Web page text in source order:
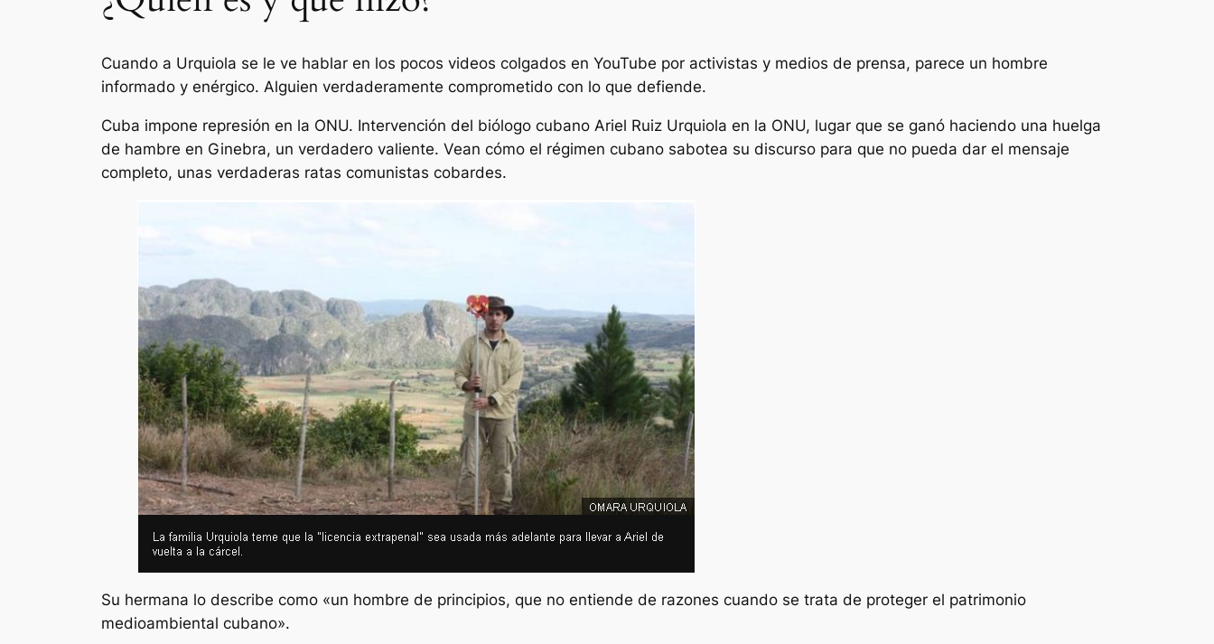
Cuando a Urquiola se le ve hablar en los pocos videos colgados en YouTube por activistas y medios de prensa, parece un hombre
informado y enérgico. Alguien verdaderamente comprometido con lo que defiende.
Cuba impone represión en la ONU. Intervención del biólogo cubano Ariel Ruiz Urquiola en la ONU, lugar que se ganó haciendo una huelga
de hambre en Ginebra, un verdadero valiente. Vean cómo el régimen cubano sabotea su discurso para que no pueda dar el mensaje
completo, unas verdaderas ratas comunistas cobardes.
Su hermana lo describe como «un hombre de principios, que no entiende de razones cuando se trata de proteger el patrimonio
medioambiental cubano».